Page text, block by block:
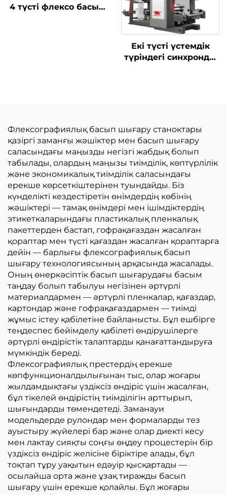
4 түсті флексо басып
Екі түсті үстемдік
түріндегі синхронды
Флексографиялық басып шығару станоктары
қазіргі заманғы жәшіктер мен басып шығару
саласындағы маңызды негізгі жабдық болып
табылады, олардың маңызы тиімділік, көптүрлілік
және экономикалық тиімділік саласындағы
ерекше көрсеткіштерінен туындайды. Біз
күнделікті кездестіретін өнімдердің көбінің
жәшіктері — тамақ өнімдері мен ішімдіктердің
этикеткаларындағы пластикалық пленкалық
пакеттерден бастап, гофрақағаздан жасалған
қораптар мен түсті қағаздан жасалған қораптарға
дейін — барлығы флексографиялық басып
шығару технологиясының арқасында жасалады.
Оның өнеркәсіптік басып шығарудағы басым
таңдау болып табылуы негізінен әртүрлі
материалдармен — әртүрлі пленкалар, қағаздар,
картондар және гофрақағаздармен — тиімді
жұмыс істеу қабілетіне байланысты. Бұл ешбірге
теңдеспес бейімделу қабілеті өндірушілерге
әртүрлі өндірістік талаптарды қанағаттандыруға
мүмкіндік береді.
Флексографиялық престердің ерекше
көпфункционалдылығынан тыс, олар жоғары
жылдамдықтағы үздіксіз өндіріс үшін жасалған,
бұл тікелей өндірістің тиімділігін арттырып,
шығындарды төмендетеді. Заманауи
модельдерде рулондар мен формаларды тез
ауыстыру жүйелері бар және олар диекті кесу
мен лактау сияқты соңғы өңдеу процестерін бір
үздіксіз өндіріс желісіне біріктіре алады, бұл
тоқтап тұру уақытын едәуір қысқартады —
осылайша орта және ұзақ тиражды басып
шығару үшін ерекше қолайлы. Бұл жоғары